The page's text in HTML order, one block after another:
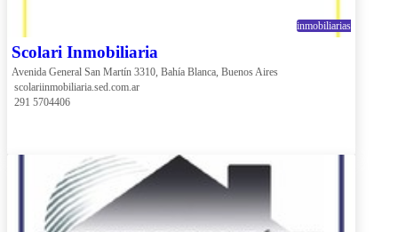
inmobiliarias
Scolari Inmobiliaria
Avenida General San Martín 3310, Bahía Blanca, Buenos Aires
scolariinmobiliaria.sed.com.ar
291 5704406